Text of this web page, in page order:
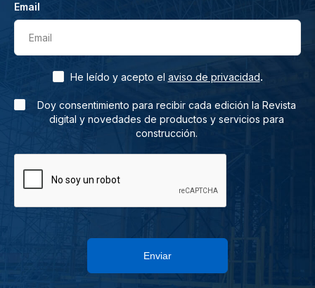
Email
Email
He leído y acepto el aviso de privacidad.
Doy consentimiento para recibir cada edición la Revista
digital y novedades de productos y servicios para
construcción.
Enviar